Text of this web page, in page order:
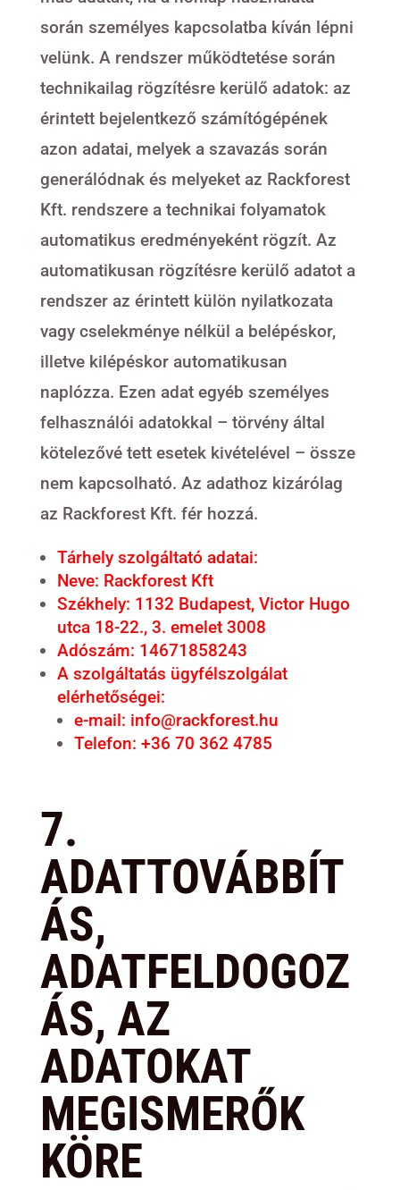
során személyes kapcsolatba kíván lépni
velünk. A rendszer működtetése során
technikailag rögzítésre kerülő adatok: az
érintett bejelentkező számítógépének
azon adatai, melyek a szavazás során
generálódnak és melyeket az Rackforest
Kft. rendszere a technikai folyamatok
automatikus eredményeként rögzít. Az
automatikusan rögzítésre kerülő adatot a
rendszer az érintett külön nyilatkozata
vagy cselekménye nélkül a belépéskor,
illetve kilépéskor automatikusan
naplózza. Ezen adat egyéb személyes
felhasználói adatokkal – törvény által
kötelezővé tett esetek kivételével – össze
nem kapcsolható. Az adathoz kizárólag
az Rackforest Kft. fér hozzá.
Tárhely szolgáltató adatai:
Neve: Rackforest Kft
Székhely: 1132 Budapest, Victor Hugo
utca 18-22., 3. emelet 3008
Adószám: 14671858243
A szolgáltatás ügyfélszolgálat
elérhetőségei:
e-mail: info@rackforest.hu
Telefon: +36 70 362 4785
7.
ADATTOVÁBBÍT
ÁS,
ADATFELDOGOZ
ÁS, AZ
ADATOKAT
MEGISMERŐK
KÖRE